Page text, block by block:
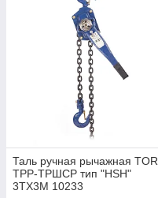
Таль ручная рычажная TOR
ТРР-ТРШСР тип "HSH"
3TХ3М 10233